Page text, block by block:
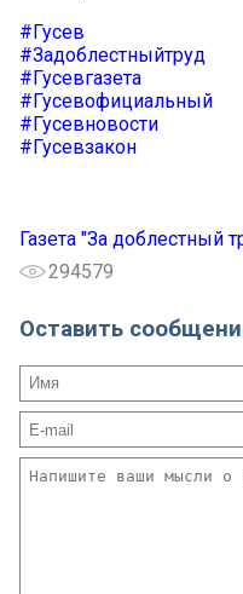
#Гусев
#Задоблестныйтруд
#Гусевгазета
#Гусевофициальный
#Гусевновости
#Гусевзакон
Газета "За доблестный
294579
Оставить